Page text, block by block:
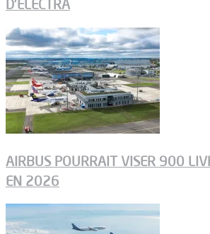
D’ELECTRA
AIRBUS POURRAIT VISER 900
EN 2026